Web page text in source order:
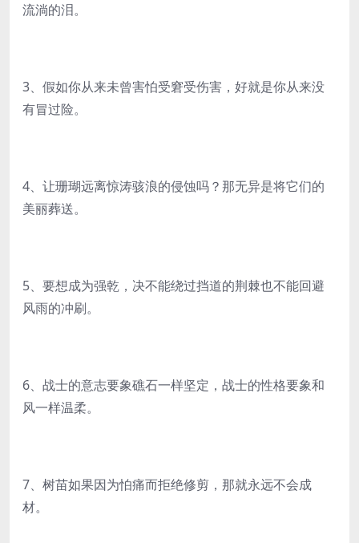
流淌的泪。
3、假如你从来未曾害怕受窘受伤害，好就是你从来没
有冒过险。
4、让珊瑚远离惊涛骇浪的侵蚀吗？那无异是将它们的
美丽葬送。
5、要想成为强乾，决不能绕过挡道的荆棘也不能回避
风雨的冲刷。
6、战士的意志要象礁石一样坚定，战士的性格要象和
风一样温柔。
7、树苗如果因为怕痛而拒绝修剪，那就永远不会成
材。